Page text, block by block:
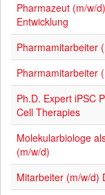
Pharmazeut (m/w/
Entwicklung
Pharmamitarbeiter
Pharmamitarbeiter
Ph.D. Expert iPSC
Cell Therapies
Molekularbiologe
(m/w/d)
Mitarbeiter (m/w/d)